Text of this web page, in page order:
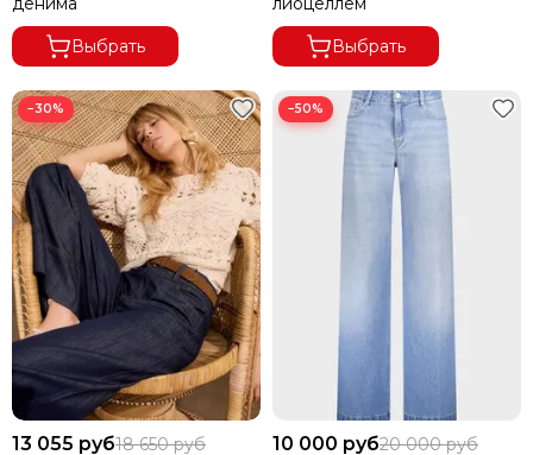
Выбрать
Выбрать
−30%
13 055 руб18 650 руб
−50%
10 000 руб20 000 руб